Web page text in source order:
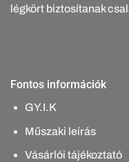
légkört biztosítanak
Fontos információk
GY.I.K
Műszaki leírás
Vásárlói tájékoztató